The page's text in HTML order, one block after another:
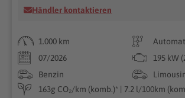
Händler kontaktieren
1.000 km
07/2026
195 kW
Benzin
163g CO₂/km (komb.)* | 7.2 l/100km